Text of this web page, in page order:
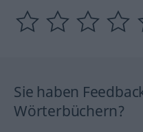
Sie haben
Wörterbüchern?